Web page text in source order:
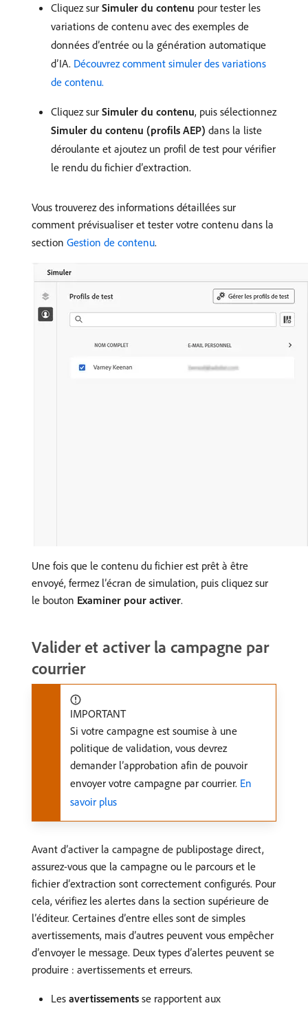
Cliquez sur Simuler du contenu pour tester les
variations de contenu avec des exemples de
données d’entrée ou la génération automatique
d’IA. Découvrez comment simuler des variations
de contenu.
Cliquez sur Simuler du contenu, puis sélectionnez
Simuler du contenu (profils AEP) dans la liste
déroulante et ajoutez un profil de test pour vérifier
le rendu du fichier d’extraction.
Vous trouverez des informations détaillées sur
comment prévisualiser et tester votre contenu dans la
section Gestion de contenu.
Une fois que le contenu du fichier est prêt à être
envoyé, fermez l’écran de simulation, puis cliquez sur
le bouton Examiner pour activer.
Valider et activer la campagne par
courrier
IMPORTANT
Si votre campagne est soumise à une
politique de validation, vous devrez
demander l’approbation afin de pouvoir
envoyer votre campagne par courrier. En
savoir plus
Avant d’activer la campagne de publipostage direct,
assurez-vous que la campagne ou le parcours et le
fichier d’extraction sont correctement configurés. Pour
cela, vérifiez les alertes dans la section supérieure de
l’éditeur. Certaines d’entre elles sont de simples
avertissements, mais d’autres peuvent vous empêcher
d’envoyer le message. Deux types d’alertes peuvent se
produire : avertissements et erreurs.
Les avertissements se rapportent aux